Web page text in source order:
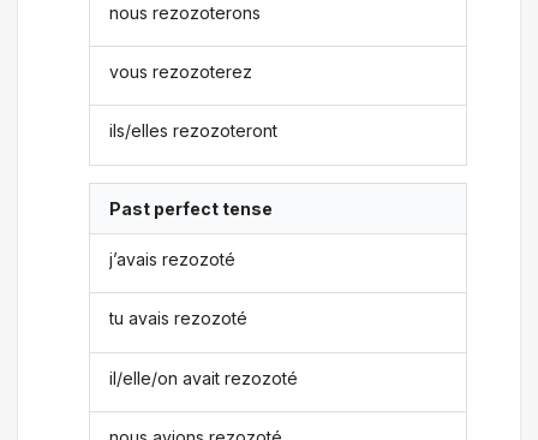
nous rezozoterons
vous rezozoterez
ils/elles rezozoteront
Past perfect tense
j’avais rezozoté
tu avais rezozoté
il/elle/on avait rezozoté